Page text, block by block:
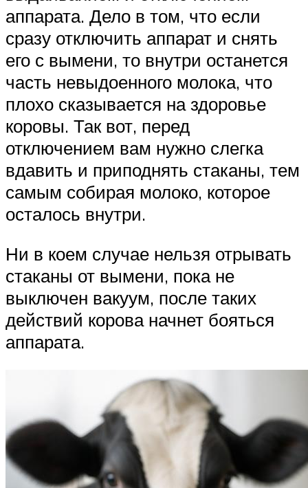
аппарата. Дело в том, что если
сразу отключить аппарат и снять
его с вымени, то внутри останется
часть невыдоенного молока, что
плохо сказывается на здоровье
коровы. Так вот, перед
отключением вам нужно слегка
вдавить и приподнять стаканы, тем
самым собирая молоко, которое
осталось внутри.
Ни в коем случае нельзя отрывать
стаканы от вымени, пока не
выключен вакуум, после таких
действий корова начнет бояться
аппарата.